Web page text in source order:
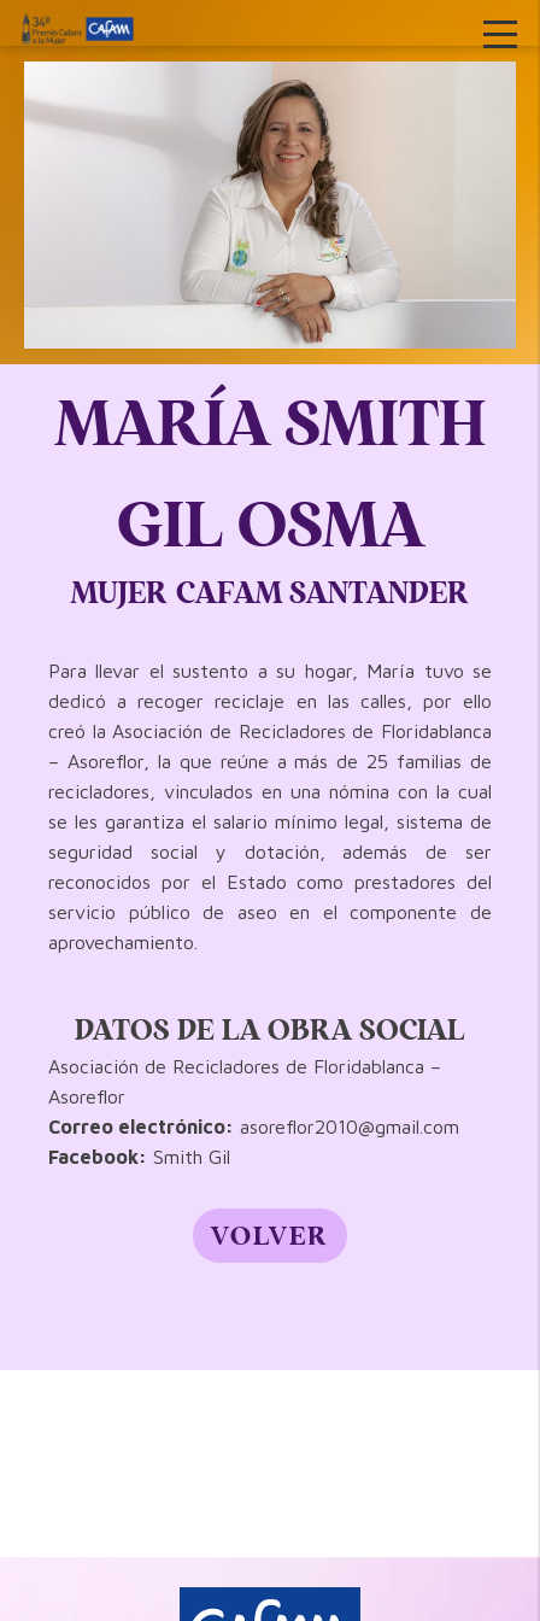
MARÍA SMITH
GIL OSMA
MUJER CAFAM SANTANDER
Para llevar el sustento a su hogar, María tuvo se
dedicó a recoger reciclaje en las calles, por ello
creó la Asociación de Recicladores de Floridablanca
– Asoreflor, la que reúne a más de 25 familias de
recicladores, vinculados en una nómina con la cual
se les garantiza el salario mínimo legal, sistema de
seguridad social y dotación, además de ser
reconocidos por el Estado como prestadores del
servicio público de aseo en el componente de
aprovechamiento.
DATOS DE LA OBRA SOCIAL
Asociación de Recicladores de Floridablanca –
Asoreflor
Correo electrónico: asoreflor2010@gmail.com
Facebook: Smith Gil
VOLVER